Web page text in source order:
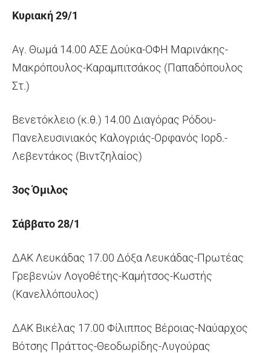
Κυριακή 29/1
Αγ. Θωμά 14.00 ΑΣΕ Δούκα-ΟΦΗ Μαρινάκης-
Μακρόπουλος-Καραμπιτσάκος (Παπαδόπουλος
Στ.)
Βενετόκλειο (κ.θ.) 14.00 Διαγόρας Ρόδου-
Πανελευσινιακός Καλογριάς-Ορφανός Ιορδ.-
Λεβεντάκος (Βιντζηλαίος)
3ος Όμιλος
Σάββατο 28/1
ΔΑΚ Λευκάδας 17.00 Δόξα Λευκάδας-Πρωτέας
Γρεβενών Λογοθέτης-Καμήτσος-Κωστής
(Κανελλόπουλος)
ΔΑΚ Βικέλας 17.00 Φίλιππος Βέροιας-Ναύαρχος
Βότσης Πράττος-Θεοδωρίδης-Λυγούρας